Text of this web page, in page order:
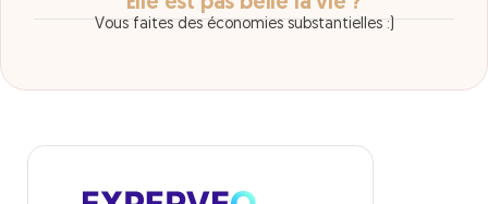
Vous faites des économies substantielles :)